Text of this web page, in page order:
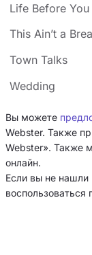
Life Before You
This Ain’t a
Town Talks
Wedding
Вы можете
Webster. Также
Webster». Также
онлайн.
Если вы не нашли
воспользоваться